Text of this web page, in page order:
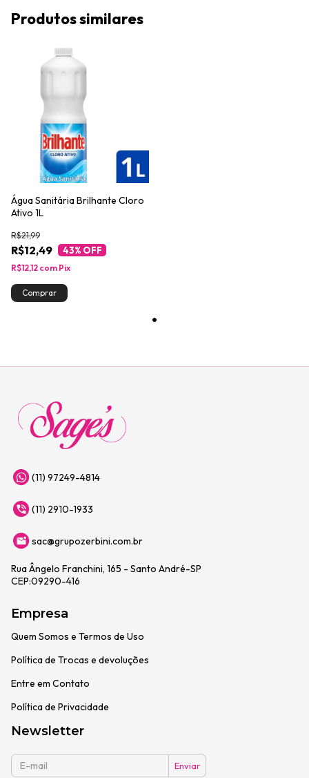
Produtos similares
Água Sanitária Brilhante Cloro
Ativo 1L
R$12,49
R$21,99
43% OFF
R$12,12 com Pix
(11) 97249-4814
(11) 2910-1933
sac@grupozerbini.com.br
Rua Ângelo Franchini, 165 - Santo André-SP
CEP:09290-416
Empresa
Quem Somos e Termos de Uso
Política de Trocas e devoluções
Entre em Contato
Política de Privacidade
Newsletter